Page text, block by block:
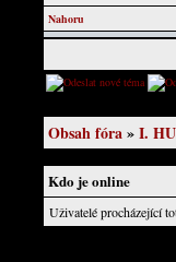
Nahoru
Obsah fóra»I.
Kdo je online
Uživatelé procházející